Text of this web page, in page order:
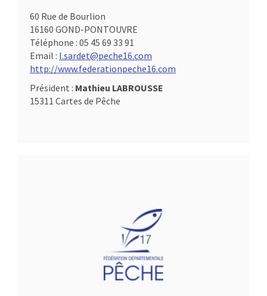
60 Rue de Bourlion
16160 GOND-PONTOUVRE
Téléphone : 05 45 69 33 91
Email : l.sardet@peche16.com
http://www.federationpeche16.com
Président : Mathieu LABROUSSE
15311 Cartes de Pêche